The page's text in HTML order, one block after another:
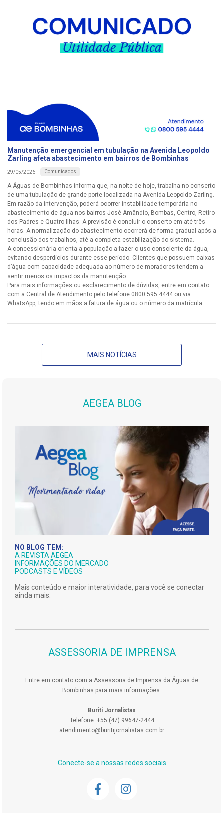
Manutenção emergencial em tubulação na Avenida Leopoldo
Zarling afeta abastecimento em bairros de Bombinhas
29/05/2026 Comunicados
A Águas de Bombinhas informa que, na noite de hoje, trabalha no conserto
de uma tubulação de grande porte localizada na Avenida Leopoldo Zarling.
Em razão da intervenção, poderá ocorrer instabilidade temporária no
abastecimento de água nos bairros José Amândio, Bombas, Centro, Retiro
dos Padres e Quatro Ilhas. A previsão é concluir o conserto em até três
horas. A normalização do abastecimento ocorrerá de forma gradual após a
conclusão dos trabalhos, até a completa estabilização do sistema.
A concessionária orienta a população a fazer o uso consciente da água,
evitando desperdícios durante esse período. Clientes que possuem caixas
d’água com capacidade adequada ao número de moradores tendem a
sentir menos os impactos da manutenção.
Para mais informações ou esclarecimento de dúvidas, entre em contato
com a Central de Atendimento pelo telefone 0800 595 4444 ou via
WhatsApp, tendo em mãos a fatura de água ou o número da matrícula.
MAIS NOTÍCIAS
AEGEA BLOG
NO BLOG TEM:
A REVISTA AEGEA
INFORMAÇÕES DO MERCADO
PODCASTS E VÍDEOS
Mais conteúdo e maior interatividade, para você se conectar
ainda mais.
ASSESSORIA DE IMPRENSA
Entre em contato com a Assessoria de Imprensa da Águas de
Bombinhas para mais informações.
Buriti Jornalistas
Telefone: +55 (47) 99647-2444
atendimento@buritijornalistas.com.br
Conecte-se a nossas redes sociais